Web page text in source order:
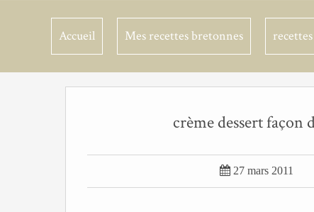
Accueil Mes recettes bretonnes
crème dessert façon
 27 mars 2011